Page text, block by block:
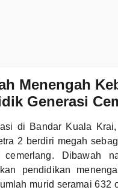
Menengah
Generasi
di Bandar Kuala
2 berdiri megah
cemerlang. Dibawah
pendidikan
murid seramai 632